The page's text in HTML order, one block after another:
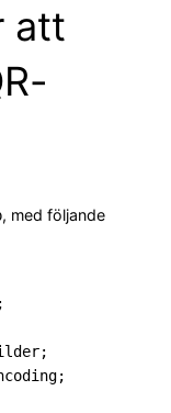
att
, med följande